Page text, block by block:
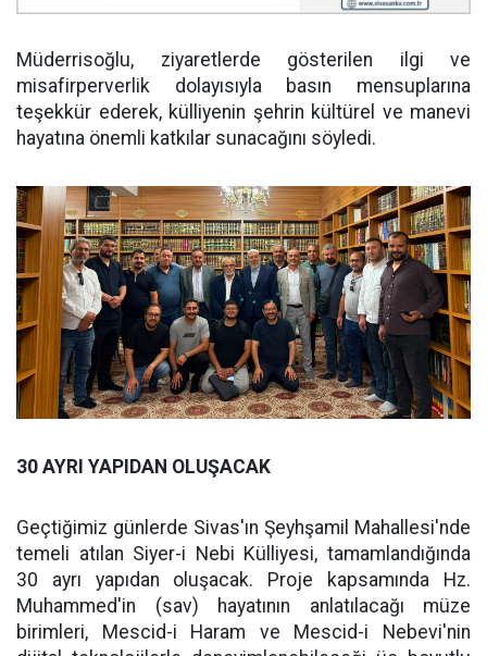
Müderrisoğlu, ziyaretlerde gösterilen ilgi ve
misafirperverlik dolayısıyla basın mensuplarına
teşekkür ederek, külliyenin şehrin kültürel ve manevi
hayatına önemli katkılar sunacağını söyledi.
30 AYRI YAPIDAN OLUŞACAK
Geçtiğimiz günlerde Sivas'ın Şeyhşamil Mahallesi'nde
temeli atılan Siyer-i Nebi Külliyesi, tamamlandığında
30 ayrı yapıdan oluşacak. Proje kapsamında Hz.
Muhammed'in (sav) hayatının anlatılacağı müze
birimleri, Mescid-i Haram ve Mescid-i Nebevi'nin